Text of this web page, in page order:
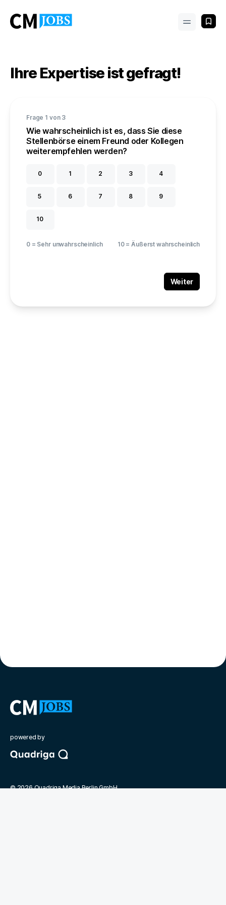
Ihre Expertise ist gefragt!
Frage 1 von 3
Wie wahrscheinlich ist es, dass Sie diese
Stellenbörse einem Freund oder Kollegen
weiterempfehlen werden?
0 1 2 3 4
5 6 7 8 9
10
0 = Sehr unwahrscheinlich 10 = Äußerst wahrscheinlich
Weiter
powered by
©2026Quadriga Media Berlin GmbH